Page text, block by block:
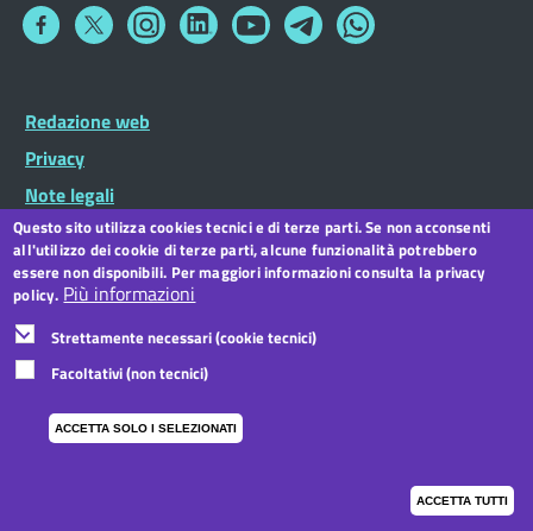
Collegamento
Collegamento
a
Collegamento
a
Collegamento
a
Collegamento
a
Collegamento
a
Collegamento
a
Footer
Widget
Footer
menu
Redazione web
Privacy
Note legali
Dichiarazione di accessibilità
CC BY 3.0 IT
Questo sito utilizza cookies tecnici e di terze parti. Se non acconsenti
all'utilizzo dei cookie di terze parti, alcune funzionalità potrebbero
essere non disponibili. Per maggiori informazioni consulta la privacy
policy. Più informazioni
Strettamente necessari (cookie tecnici)
Facoltativi (non tecnici)
ACCETTA SOLO I SELEZIONATI
ACCETTA TUTTI